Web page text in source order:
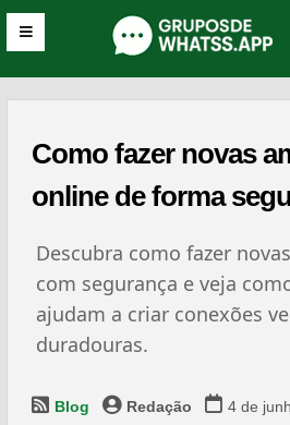
Como fazer novas
online de forma
Descubra como fazer
com segurança e veja
ajudam a criar conexões
duradouras.
Blog Redação 4 de